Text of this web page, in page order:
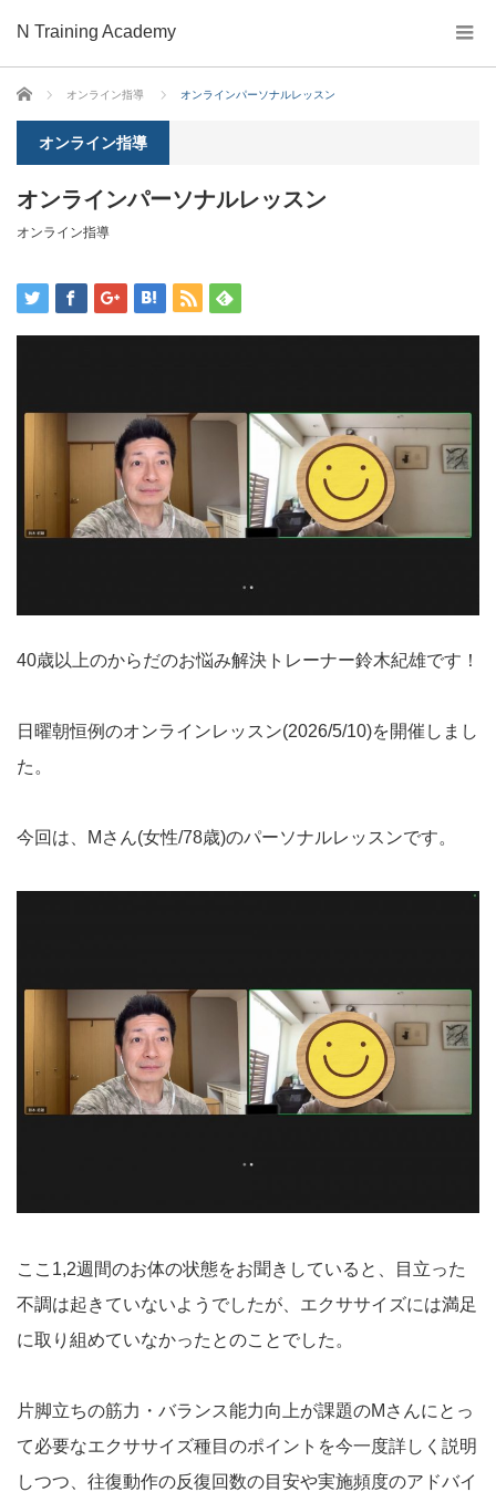
N Training Academy
ホーム オンライン指導 オンラインパーソナルレッスン
オンライン指導
オンラインパーソナルレッスン
オンライン指導
40歳以上のからだのお悩み解決トレーナー鈴木紀雄です！
日曜朝恒例のオンラインレッスン(2026/5/10)を開催しまし
た。
今回は、Mさん(女性/78歳)のパーソナルレッスンです。
ここ1,2週間のお体の状態をお聞きしていると、目立った
不調は起きていないようでしたが、エクササイズには満足
に取り組めていなかったとのことでした。
片脚立ちの筋力・バランス能力向上が課題のMさんにとっ
て必要なエクササイズ種目のポイントを今一度詳しく説明
しつつ、往復動作の反復回数の目安や実施頻度のアドバイ